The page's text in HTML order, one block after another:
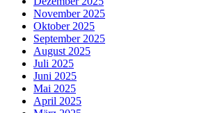
November 2025
Oktober 2025
September 2025
August 2025
Juli 2025
Juni 2025
Mai 2025
April 2025